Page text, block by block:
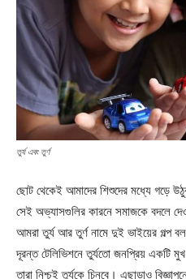
তুর্য এবং তুর্ণ
ছোট থেকেই আমাদের শিশুদের মধ্যে গড়ে
সেই অভ্যাসগুলির কারনে সমাজকে বদলে
আমরা তুর্য আর তুর্ণ নামে দুই ভাইয়ের গল্প
দূরন্ত টেলিভিশনে তুর্যতো জনপ্রিয় একটি
তারা নিশ্চই তুর্যকে চিনবে। এছাড়াও